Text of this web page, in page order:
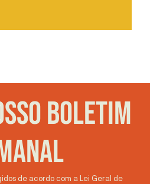
BOLETIM
de acordo com a Lei Geral de